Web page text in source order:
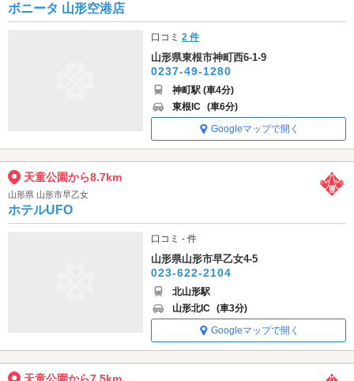
ボニータ 山形空港店
口コミ2 件
山形県東根市神町西6-1-9
0237-49-1280
神町駅 (車4分)
東根IC (車6分)
Googleマップで開く
天童公園から8.7km
山形県 山形市早乙女
ホテルUFO
口コミ - 件
山形県山形市早乙女4-5
023-622-2104
北山形駅
山形北IC (車3分)
Googleマップで開く
天童公園から7.5km